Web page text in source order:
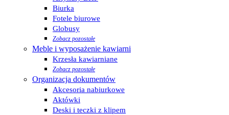
Biurka
Fotele biurowe
Globusy
Zobacz pozostałe
Meble i wyposażenie kawiarni
Krzesła kawiarniane
Zobacz pozostałe
Organizacja dokumentów
Akcesoria nabiurkowe
Aktówki
Deski i teczki z klipem